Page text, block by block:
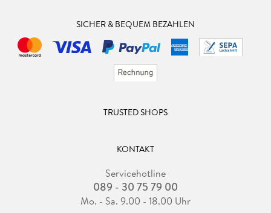
SICHER & BEQUEM BEZAHLEN
TRUSTED SHOPS
KONTAKT
Servicehotline
089 - 30 75 79 00
Mo. - Sa. 9.00 - 18.00 Uhr